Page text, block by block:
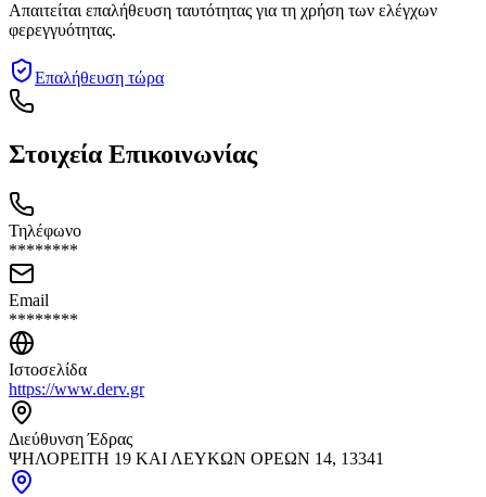
Απαιτείται επαλήθευση ταυτότητας για τη χρήση των ελέγχων
φερεγγυότητας.
Επαλήθευση τώρα
Στοιχεία Επικοινωνίας
Τηλέφωνο
********
Email
********
Ιστοσελίδα
https://www.derv.gr
Διεύθυνση Έδρας
ΨΗΛΟΡΕΙΤΗ 19 ΚΑΙ ΛΕΥΚΩΝ ΟΡΕΩΝ 14, 13341